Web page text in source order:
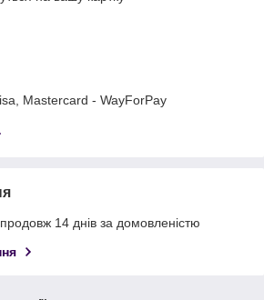
Mastercard - WayForPay
14 днів за домовленістю